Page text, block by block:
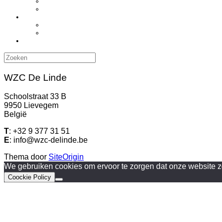
Zoeken
naar:
WZC De Linde
Schoolstraat 33 B
9950 Lievegem
België
T: +32 9 377 31 51
E: info@wzc-delinde.be
Thema door SiteOrigin
We gebruiken cookies om ervoor te zorgen dat onze website
Coockie Policy